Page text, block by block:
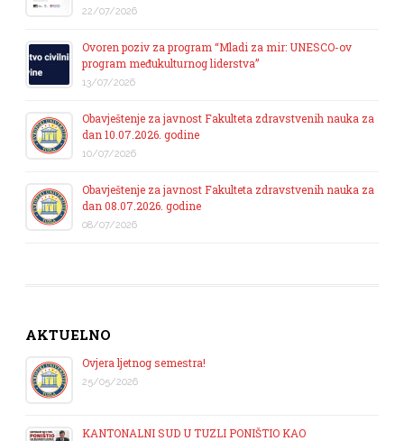
22/07/2026
Ovoren poziv za program “Mladi za mir: UNESCO-ov
program međukulturnog liderstva”
13/07/2026
Obavještenje za javnost Fakulteta zdravstvenih nauka za
dan 10.07.2026. godine
10/07/2026
Obavještenje za javnost Fakulteta zdravstvenih nauka za
dan 08.07.2026. godine
08/07/2026
AKTUELNO
Ovjera ljetnog semestra!
25/05/2026
KANTONALNI SUD U TUZLI PONIŠTIO KAO